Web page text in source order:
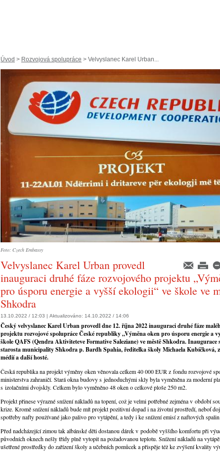
Úvod > Rozvojová spolupráce > Velvyslanec Karel Urban...
Foto: Czech Embassy
Velvyslanec Karel Urban provedl
inauguraci druhé fáze rozvojového projektu
pro úsporu energie a vyšší ekologii“ ve škole ve
Shkodra
13.10.2022 / 12:03 | Aktualizováno: 14.10.2022 / 14:06
Český velvyslanec Karel Urban provedl dne 12. října 2022 inauguraci druhé fáze
projektu rozvojové spolupráce České republiky „Výměna oken pro úsporu energie a
škole QAFS (Qendra Aktiviteteve Formative Saleziane) ve městě Shkodra. Inaugurace
starosta municipality Shkodra p. Bardh Spahia, ředitelka školy Michaela Kubíčková,
médií a další hosté.
Česká republika na projekt výměny oken věnovala celkem 40 000 EUR z fondu rozvojové
ministerstva zahraničí. Stará okna budovy s jednoduchými skly byla vyměněna za moderní
s izolačními dvojskly. Celkem bylo vyměněno 48 oken o celkové ploše 250 m2.
Projekt přinese výrazné snížení nákladů na topení, což je velmi potřebné zejména v období
krize. Kromě snížení nákladů bude mít projekt pozitivní dopad i na životní prostředí, neboť
spotřeby nafty používané jako palivo pro vytápění, a tedy i ke snížení emisí z naftových
Před nadcházející zimou tak albánské děti dostanou dárek v podobě vyššího komfortu při
původních oknech nešly třídy plně vytopit na požadovanou teplotu. Snížení nákladů na
ušetřené prostředky do zařízení školy a učebních pomůcek a přispěje též ke zvýšení kvality